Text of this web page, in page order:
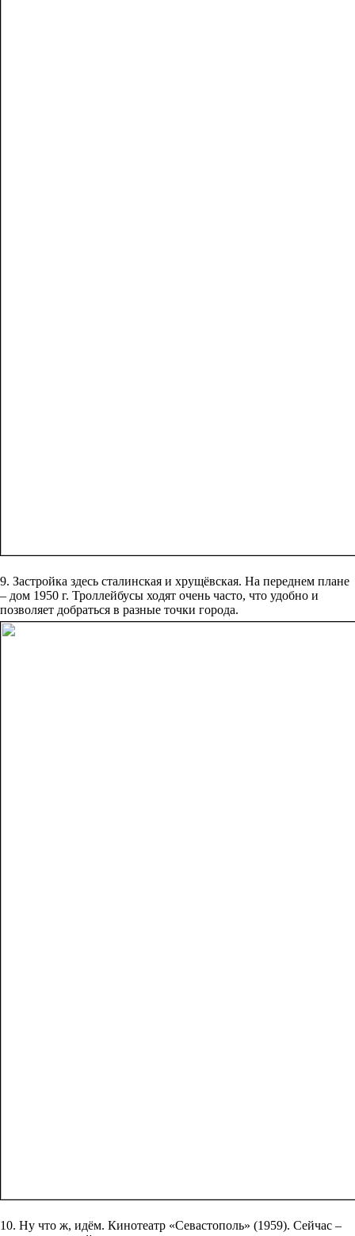
9. Застройка здесь сталинская и хрущёвская. На переднем плане
– дом 1950 г. Троллейбусы ходят очень часто, что удобно и
позволяет добраться в разные точки города.
10. Ну что ж, идём. Кинотеатр «Севастополь» (1959). Сейчас –